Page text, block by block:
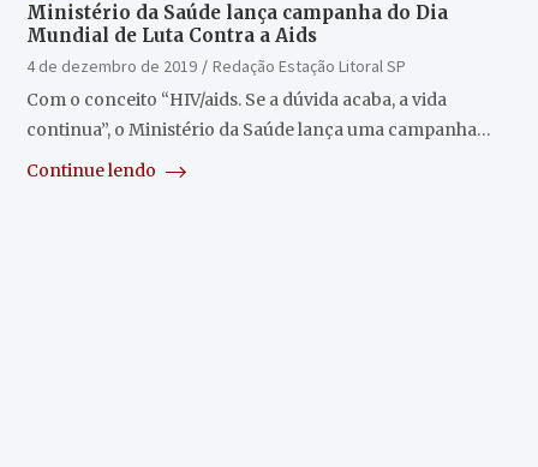
Ministério da Saúde lança campanha do Dia
Mundial de Luta Contra a Aids
4 de dezembro de 2019
Redação Estação Litoral SP
Com o conceito “HIV/aids. Se a dúvida acaba, a vida
continua”, o Ministério da Saúde lança uma campanha…
Continue lendo